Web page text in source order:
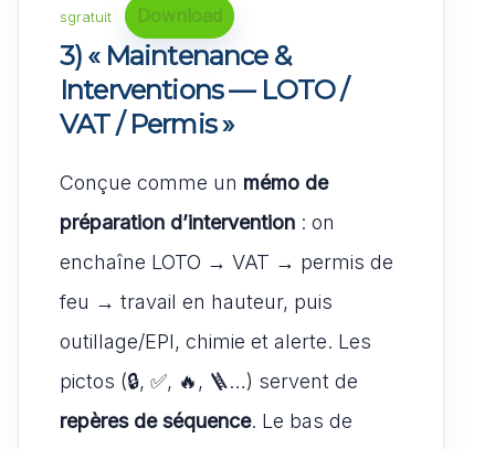
sgratuit Download
3) « Maintenance &
Interventions — LOTO /
VAT / Permis »
Conçue comme un mémo de
préparation d’intervention : on
enchaîne LOTO → VAT → permis de
feu → travail en hauteur, puis
outillage/EPI, chimie et alerte. Les
pictos (🔒, ✅, 🔥, 🪜…) servent de
repères de séquence. Le bas de